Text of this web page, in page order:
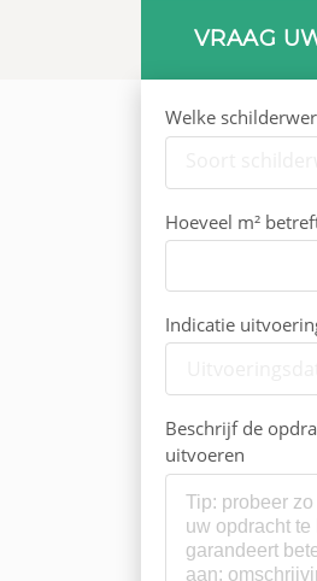
VRAAG
Welke
Hoeveel m²
Indicatie
Beschrijf de
uitvoeren